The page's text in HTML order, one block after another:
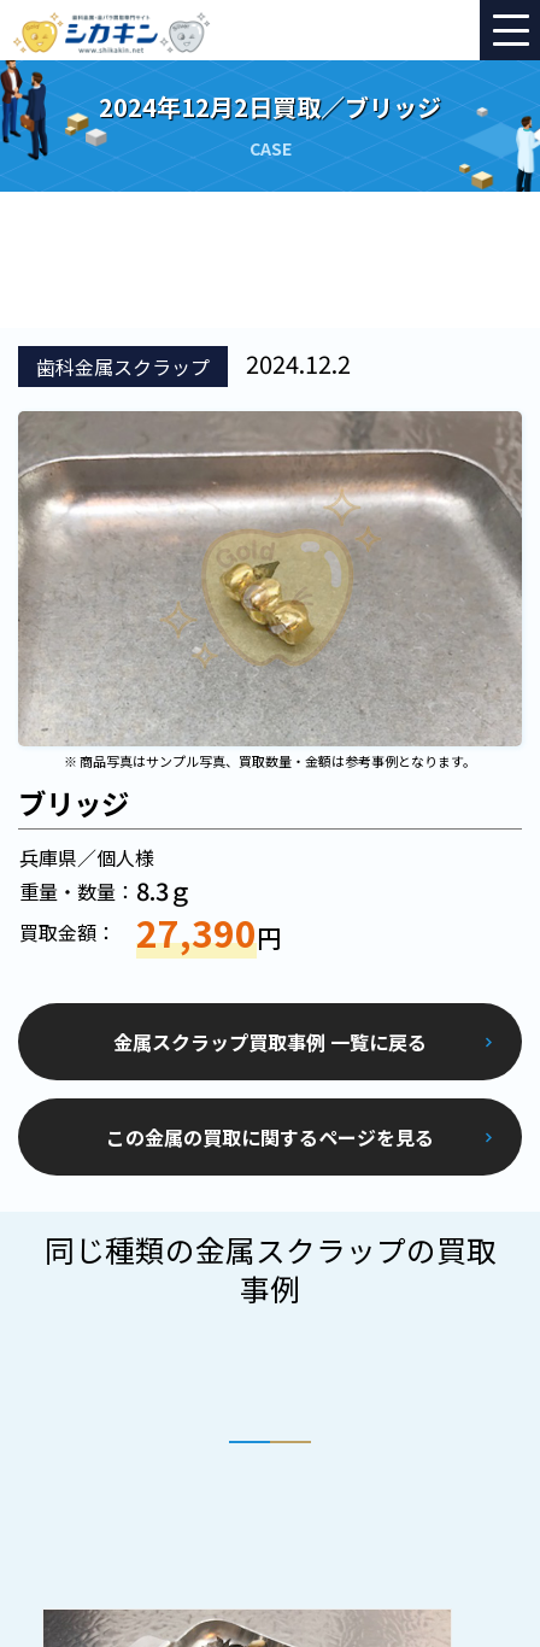
2024年12月2日買取／ブリッジ
CASE
歯科金属スクラップ 2024.12.2
※ 商品写真はサンプル写真、買取数量・金額は参考事例となります。
ブリッジ
兵庫県／個人様
重量・数量： 8.3ｇ
買取金額： 27,390円
金属スクラップ買取事例 一覧に戻る
この金属の買取に関するページを見る
同じ種類の金属スクラップの買取
事例